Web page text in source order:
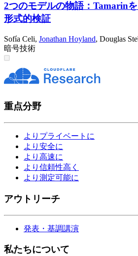
2つのモデルの物語：Tamarin
形式的検証
Sofía Celi, Jonathan Hoyland, Douglas
暗号技術
重点分野
よりプライベートに
より安全に
より高速に
より信頼性高く
より測定可能に
アウトリーチ
発表・基調講演
私たちについて